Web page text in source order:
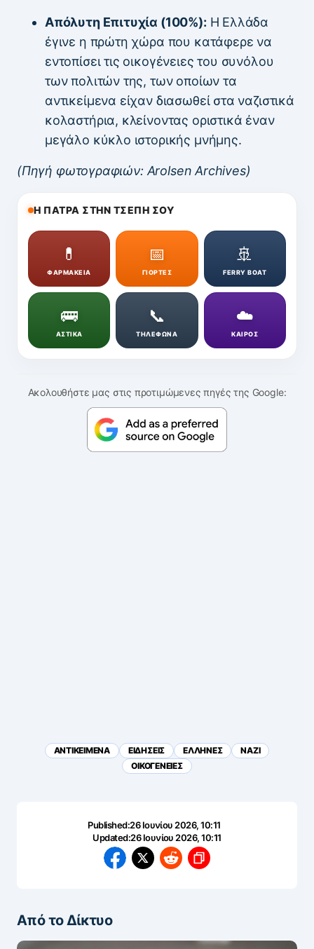
Απόλυτη Επιτυχία (100%): Η Ελλάδα
έγινε η πρώτη χώρα που κατάφερε να
εντοπίσει τις οικογένειες του συνόλου
των πολιτών της, των οποίων τα
αντικείμενα είχαν διασωθεί στα ναζιστικά
κολαστήρια, κλείνοντας οριστικά έναν
μεγάλο κύκλο ιστορικής μνήμης.
(Πηγή φωτογραφιών: Arolsen Archives)
Η ΠΑΤΡΑ ΣΤΗΝ ΤΣΕΠΗ ΣΟΥ
💊
ΦΑΡΜΑΚΕΙΑ
📅
ΓΙΟΡΤΕΣ
🚢
FERRY BOAT
🚌
ΑΣΤΙΚΑ
📞
ΤΗΛΕΦΩΝΑ
☁️
ΚΑΙΡΟΣ
Ακολουθήστε μας στις προτιμώμενες πηγές της Google:
ΑΝΤΙΚΕΙΜΕΝΑ ΕΙΔΗΣΕΙΣ ΕΛΛΗΝΕΣ
ΝΑΖΙ
ΟΙΚΟΓΕΝΕΙΕΣ
Published:26 Ιουνίου 2026, 10:11
Updated:26 Ιουνίου 2026, 10:11
Από το Δίκτυο